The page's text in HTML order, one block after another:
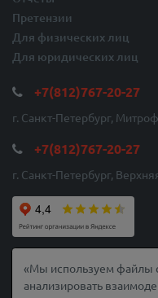
Претензии
Для физических лиц
Для юридических лиц
+7(812)767-20-27
г. Санкт-Петербург,
+7(812)767-20-27
г. Санкт-Петербург,
Сайт защищен с помощью
«Мы используем файлы
анализировать